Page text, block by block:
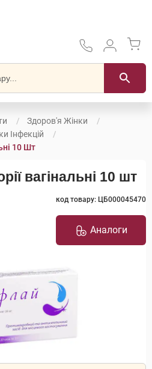
Здоров'я Жінки
Інфекцій
10 Шт
вагінальні 10 шт
код товару: ЦБ000045470
Аналоги